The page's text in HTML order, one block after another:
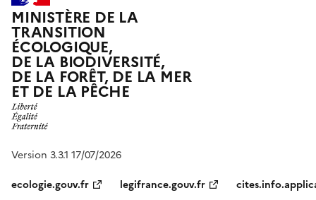
MINISTÈRE DE LA
TRANSITION
ÉCOLOGIQUE,
DE LA BIODIVERSITÉ,
DE LA FORÊT, DE LA MER
ET DE LA PÊCHE
Version 3.3.1 17/07/2026
ecologie.gouv.fr
legifrance.gouv.fr